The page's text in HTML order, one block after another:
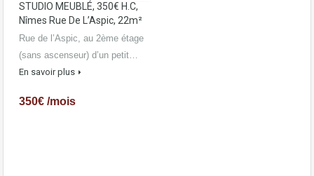
STUDIO MEUBLÉ, 350€ H.C,
Nîmes Rue De L’Aspic, 22m²
Rue de l’Aspic, au 2ème étage
(sans ascenseur) d’un petit…
En savoir plus
350€ /mois